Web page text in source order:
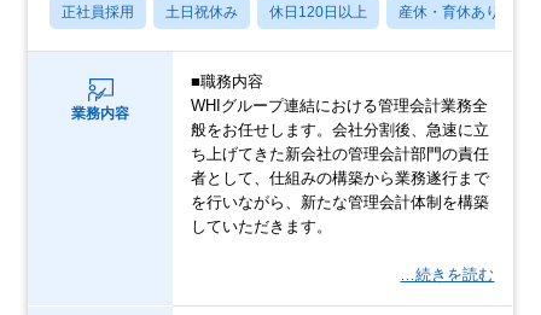
正社員採用 土日祝休み 休日120日以上 産休・育休あり
業務内容
■職務内容
WHIグループ連結における管理会計業務全
般をお任せします。会社分割後、急速に立
ち上げてきた新会社の管理会計部門の責任
者として、仕組みの構築から業務遂行まで
を行いながら、新たな管理会計体制を構築
していただきます。
…続きを読む